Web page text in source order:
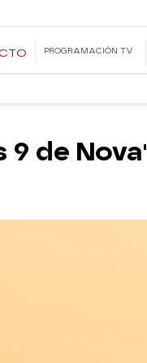
PROGRAMACIÓN TV
9 de Nova'